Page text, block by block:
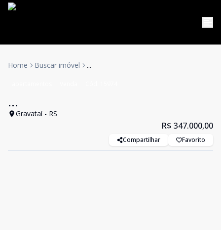
Home Buscar imóvel ...
...
Gravataí - RS
R$ 347.000,00
Compartilhar Favorito